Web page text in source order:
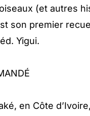
(et autres
son premier
Yigui.
en Côte